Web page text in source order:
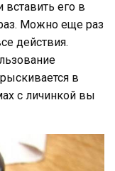
его в
Можно еще раз
действия.
в
с личинкой вы